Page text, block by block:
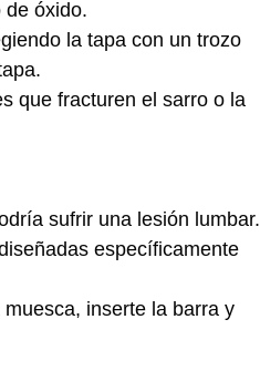
de óxido.
la tapa con un trozo
que fracturen el sarro o la
sufrir una lesión lumbar.
específicamente
inserte la barra y